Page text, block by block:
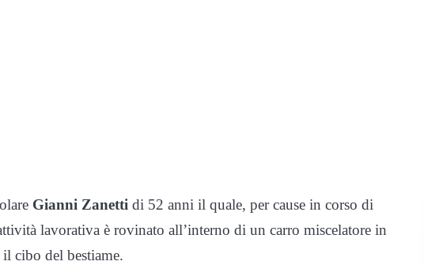
Gianni Zanetti di 52 anni il quale, per cause in corso di
lavorativa è rovinato all’interno di un carro miscelatore in
cibo del bestiame.